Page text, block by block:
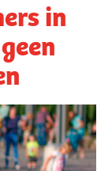
in